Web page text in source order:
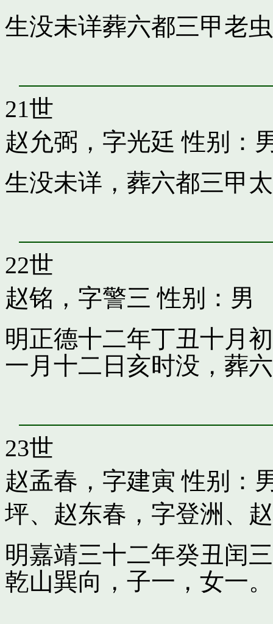
生没未详葬六都三甲老
21世
赵允弼，字光廷 性别：
生没未详，葬六都三甲
22世
赵铭，字警三 性别：男
明正德十二年丁丑十月
一月十二日亥时没，葬
23世
赵孟春，字建寅 性别：
坪、 赵东春，字登洲 、
明嘉靖三十二年癸丑闰
乾山巽向，子一，女一。